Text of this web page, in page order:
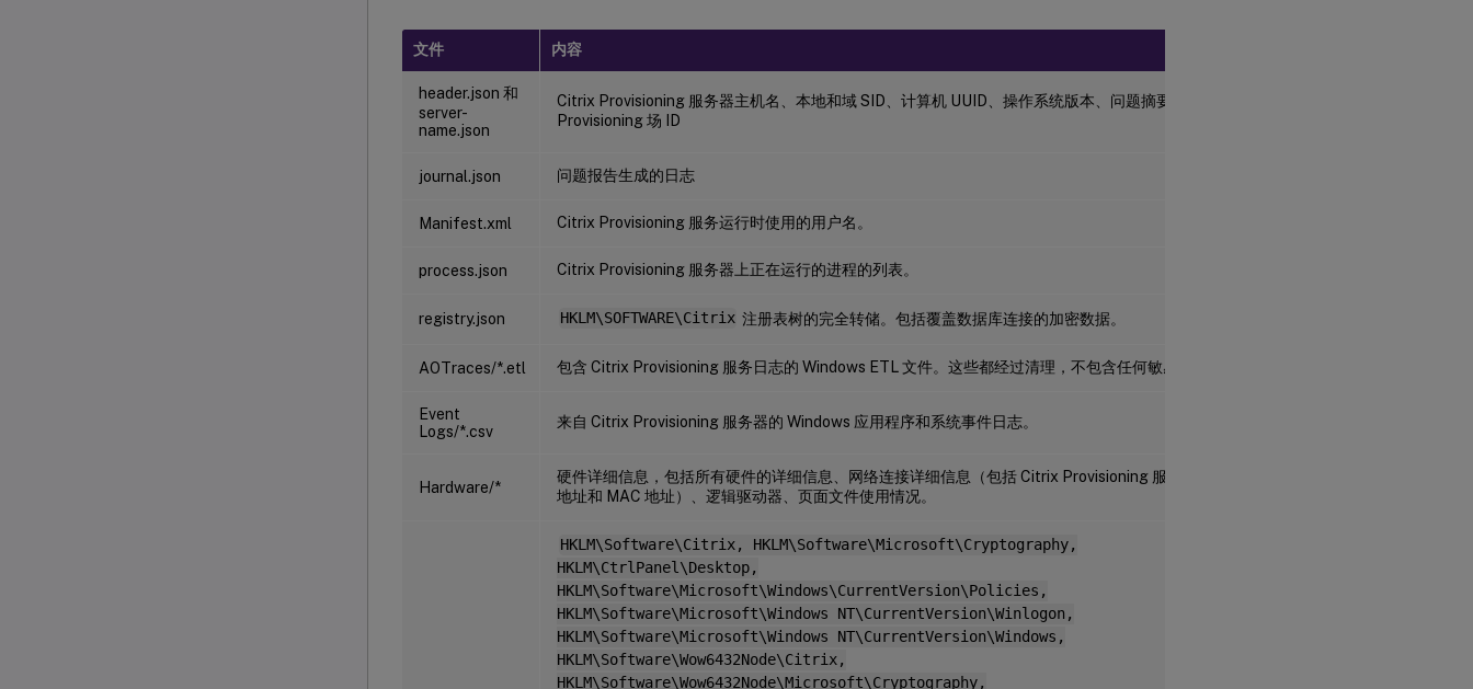
文件 内容
header.json 和
server-
name.json
Citrix Provisioning 服务器主机名、本地和域 SID、计算机 UUID、操作系统版本、问题摘要、Citrix
Provisioning 场 ID
journal.json 问题报告生成的日志
Manifest.xml Citrix Provisioning 服务运行时使用的用户名。
process.json Citrix Provisioning 服务器上正在运行的进程的列表。
registry.json HKLM\SOFTWARE\Citrix 注册表树的完全转储。包括覆盖数据库连接的加密数据。
AOTraces/*.etl 包含 Citrix Provisioning 服务日志的 Windows ETL 文件。这些都经过清理，不包含任何敏感数据。
Event
Logs/*.csv
来自 Citrix Provisioning 服务器的 Windows 应用程序和系统事件日志。
Hardware/*
硬件详细信息，包括所有硬件的详细信息、网络连接详细信息（包括 Citrix Provisioning 服务器的 IP
地址和 MAC 地址）、逻辑驱动器、页面文件使用情况。
HKLM\Software\Citrix, HKLM\Software\Microsoft\Cryptography,
HKLM\CtrlPanel\Desktop,
HKLM\Software\Microsoft\Windows\CurrentVersion\Policies,
HKLM\Software\Microsoft\Windows NT\CurrentVersion\Winlogon,
HKLM\Software\Microsoft\Windows NT\CurrentVersion\Windows,
HKLM\Software\Wow6432Node\Citrix,
HKLM\Software\Wow6432Node\Microsoft\Cryptography,